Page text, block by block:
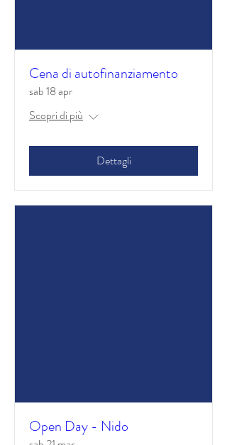
Cena di autofinanziamento
sab 18 apr
Scopri di più
Dettagli
Open Day - Nido